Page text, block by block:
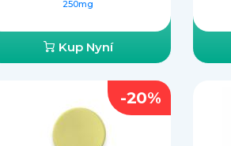
250mg
Kup Nyní
-20%